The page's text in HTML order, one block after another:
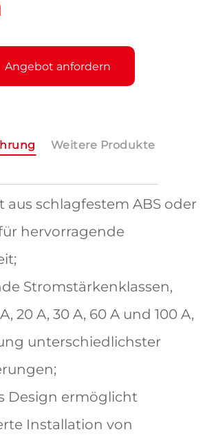
Angebot anfordern
Weitere Produkte
aus schlagfestem ABS oder
hervorragende
Stromstärkenklassen,
20 A, 30 A, 60 A und 100 A,
unterschiedlichster
Design ermöglicht
Installation von